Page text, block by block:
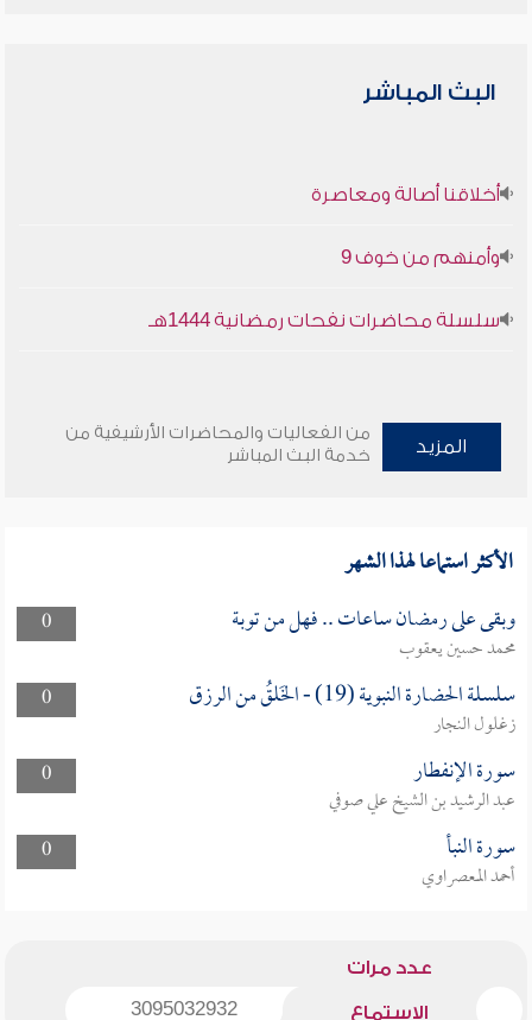
البث المباشر
أخلاقنا أصالة ومعاصرة
وأمنهم من خوف 9
سلسلة محاضرات نفحات رمضانية 1444هـ
المزيد
من الفعاليات والمحاضرات الأرشيفية من
خدمة البث المباشر
الأكثر استماعا لهذا الشهر
0 وبقى على رمضان ساعات .. فهل من توبة
محمد حسين يعقوب
0
سلسلة الحضارة النبوية (19) - الخَلقُ من الرزق
زغلول النجار
0
سورة الإنفطار
عبد الرشيد بن الشيخ علي صوفي
0
سورة النبأ
أحمد المعصراوي
عدد مرات
الاستماع 3095032932